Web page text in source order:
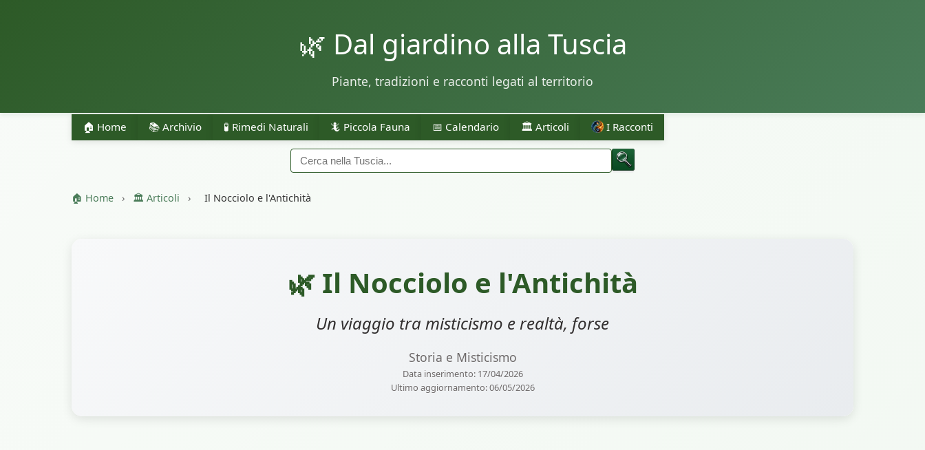
🌿 Dal giardino alla Tuscia
Piante, tradizioni e racconti legati al territorio
🏠 Home 📚 Archivio 🧪 Rimedi Naturali 🦎 Piccola Fauna 📅 Calendario 🏛️ Articoli I Racconti
🏠 Home › 🏛️ Articoli › Il Nocciolo e l'Antichità
🌿 Il Nocciolo e l'Antichità
Un viaggio tra misticismo e realtà, forse
Storia e Misticismo
Data inserimento: 17/04/2026
Ultimo aggiornamento: 06/05/2026